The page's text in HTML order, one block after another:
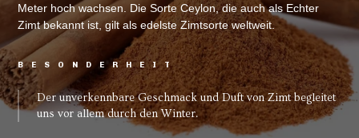
Meter hoch wachsen. Die Sorte Ceylon, die auch als Echter
Zimt bekannt ist, gilt als edelste Zimtsorte weltweit.
BESONDERHEIT
Der unverkennbare Geschmack und Duft von Zimt begleitet
uns vor allem durch den Winter.